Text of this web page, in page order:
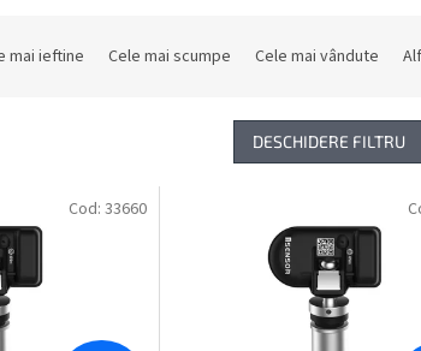
mai ieftine Cele mai scumpe Cele mai vândute
DESCHIDERE FILTRU
Cod: 33660